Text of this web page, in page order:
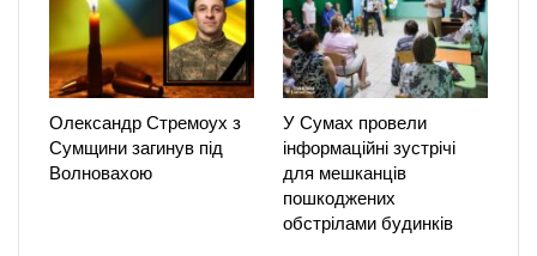
Олександр Стремоух з
Сумщини загинув під
Волновахою
У Сумах провели
інформаційні зустрічі
для мешканців
пошкоджених
обстрілами будинків